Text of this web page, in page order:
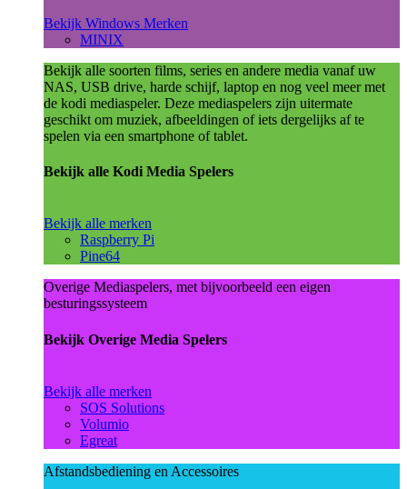
Bekijk Windows Merken
MINIX
Bekijk alle soorten films, series en andere media vanaf uw
NAS, USB drive, harde schijf, laptop en nog veel meer met
de kodi mediaspeler. Deze mediaspelers zijn uitermate
geschikt om muziek, afbeeldingen of iets dergelijks af te
spelen via een smartphone of tablet.
Bekijk alle Kodi Media Spelers
Bekijk alle merken
Raspberry Pi
Pine64
Overige Mediaspelers, met bijvoorbeeld een eigen
besturingssysteem
Bekijk Overige Media Spelers
Bekijk alle merken
SOS Solutions
Volumio
Egreat
Afstandsbediening en Accessoires